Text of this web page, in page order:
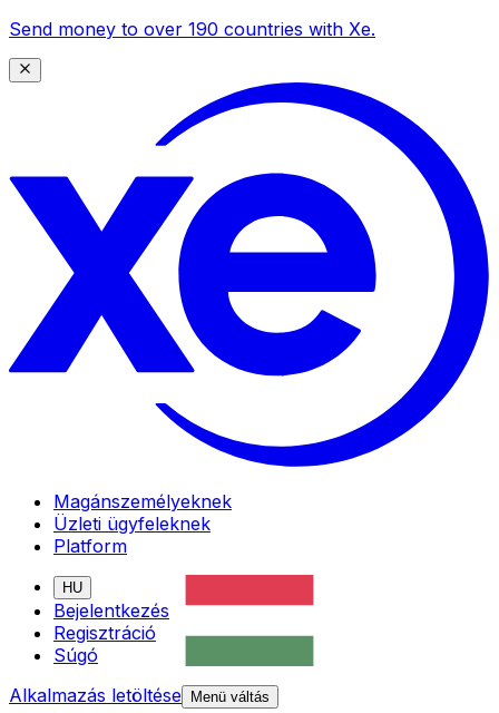
Send money to over 190 countries with Xe.
Magánszemélyeknek
Üzleti ügyfeleknek
Platform
HU
Bejelentkezés
Regisztráció
Súgó
Alkalmazás letöltése
Menü váltás